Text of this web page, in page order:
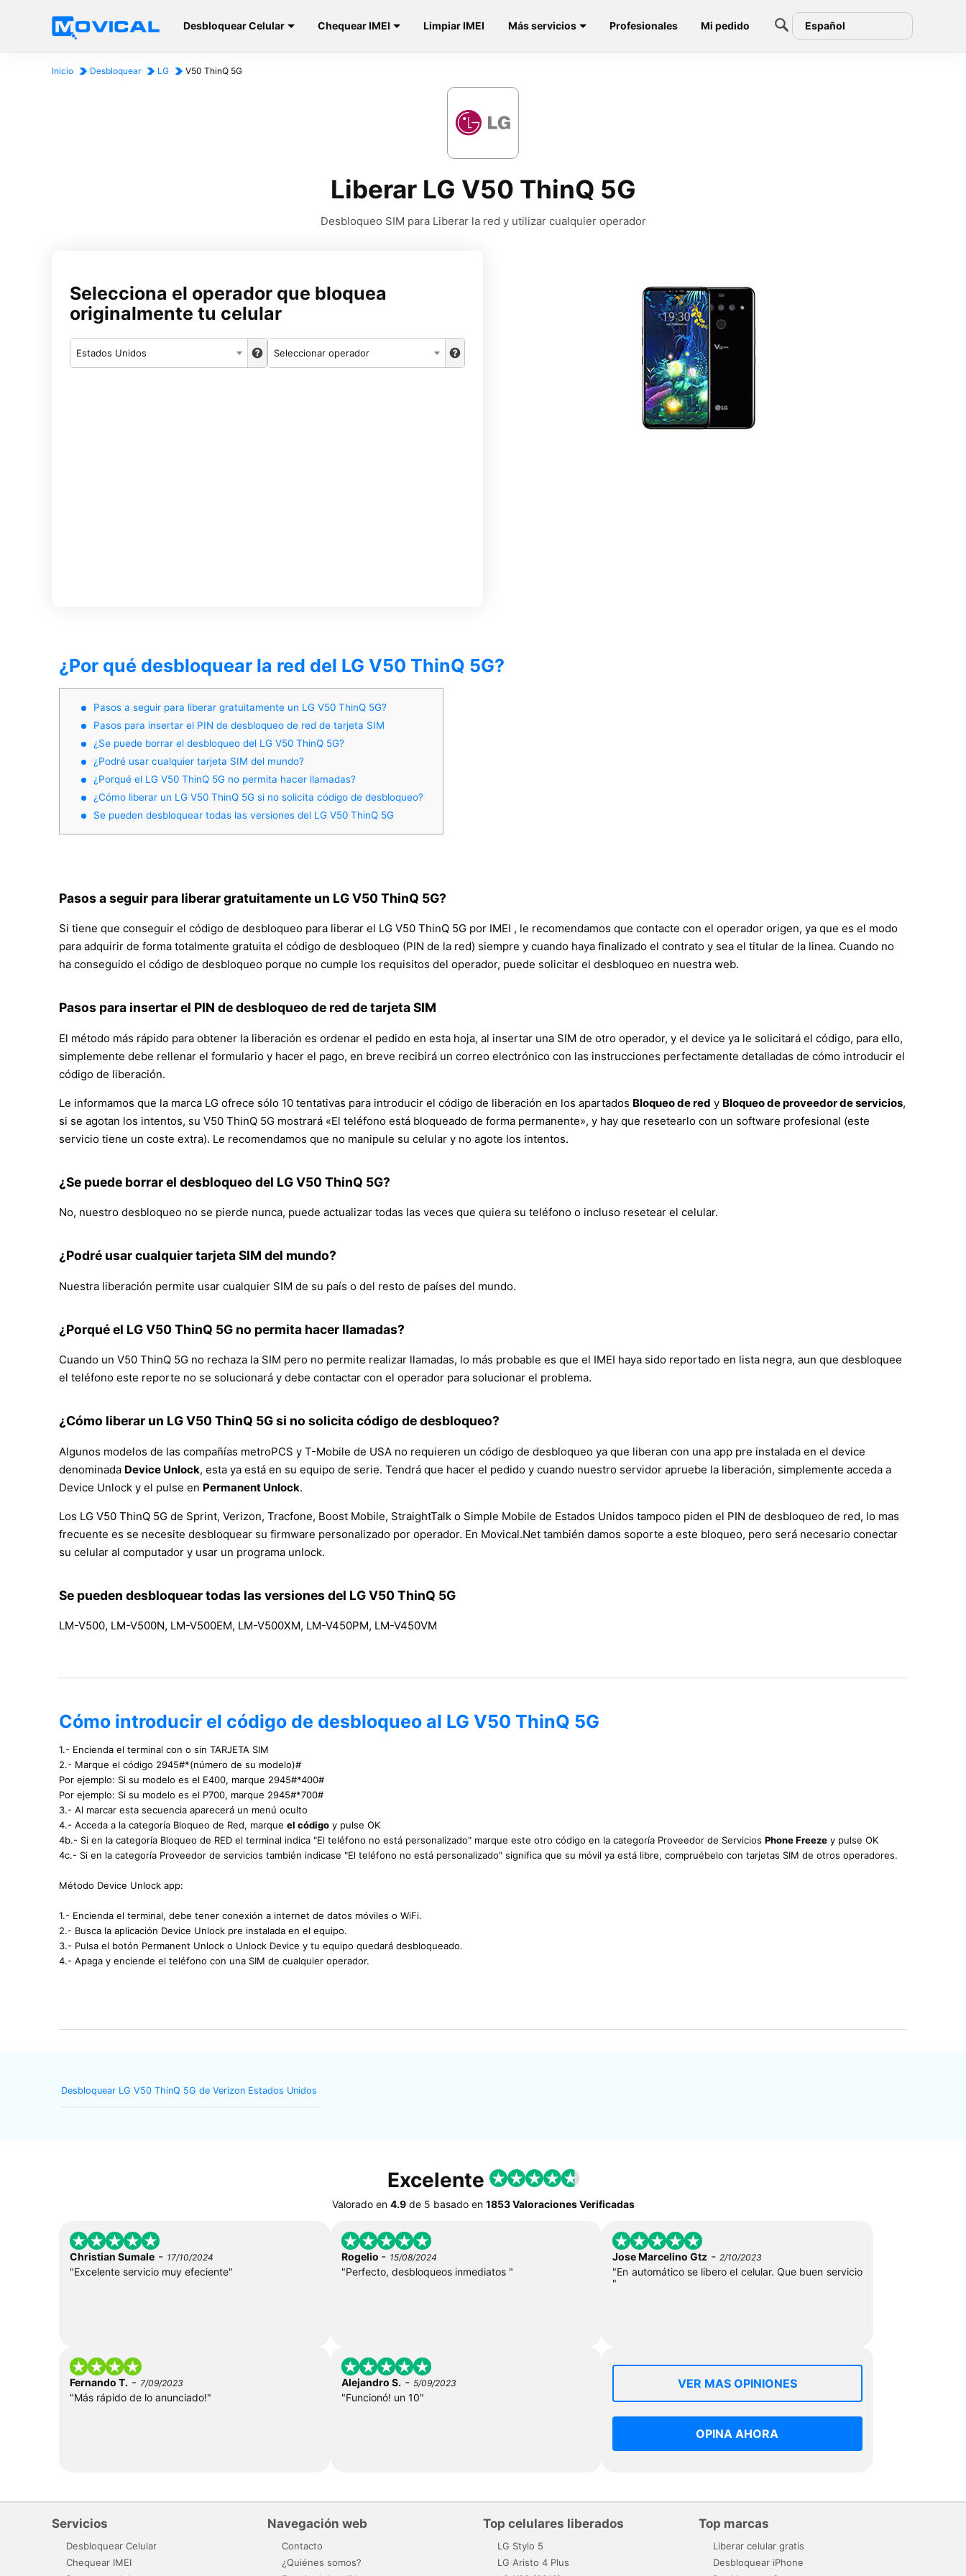
Desbloquear Celular Chequear IMEI Limpiar IMEI Más servicios Profesionales Mi pedido Español
Inicio Desbloquear LG V50 ThinQ 5G
Liberar LG V50 ThinQ 5G
Desbloqueo SIM para Liberar la red y utilizar cualquier operador
Selecciona el operador que bloquea
originalmente tu celular
Estados Unidos Seleccionar operador
¿Por qué desbloquear la red del LG V50 ThinQ 5G?
Pasos a seguir para liberar gratuitamente un LG V50 ThinQ 5G?
Pasos para insertar el PIN de desbloqueo de red de tarjeta SIM
¿Se puede borrar el desbloqueo del LG V50 ThinQ 5G?
¿Podré usar cualquier tarjeta SIM del mundo?
¿Porqué el LG V50 ThinQ 5G no permita hacer llamadas?
¿Cómo liberar un LG V50 ThinQ 5G si no solicita código de desbloqueo?
Se pueden desbloquear todas las versiones del LG V50 ThinQ 5G
Pasos a seguir para liberar gratuitamente un LG V50 ThinQ 5G?
Si tiene que conseguir el código de desbloqueo para liberar el LG V50 ThinQ 5G por IMEI , le recomendamos que contacte con el operador origen, ya que es el modo
para adquirir de forma totalmente gratuita el código de desbloqueo (PIN de la red) siempre y cuando haya finalizado el contrato y sea el titular de la linea. Cuando no
ha conseguido el código de desbloqueo porque no cumple los requisitos del operador, puede solicitar el desbloqueo en nuestra web.
Pasos para insertar el PIN de desbloqueo de red de tarjeta SIM
El método más rápido para obtener la liberación es ordenar el pedido en esta hoja, al insertar una SIM de otro operador, y el device ya le solicitará el código, para ello,
simplemente debe rellenar el formulario y hacer el pago, en breve recibirá un correo electrónico con las instrucciones perfectamente detalladas de cómo introducir el
código de liberación.
Le informamos que la marca LG ofrece sólo 10 tentativas para introducir el código de liberación en los apartados Bloqueo de red y Bloqueo de proveedor de servicios,
si se agotan los intentos, su V50 ThinQ 5G mostrará «El teléfono está bloqueado de forma permanente», y hay que resetearlo con un software profesional (este
servicio tiene un coste extra). Le recomendamos que no manipule su celular y no agote los intentos.
¿Se puede borrar el desbloqueo del LG V50 ThinQ 5G?
No, nuestro desbloqueo no se pierde nunca, puede actualizar todas las veces que quiera su teléfono o incluso resetear el celular.
¿Podré usar cualquier tarjeta SIM del mundo?
Nuestra liberación permite usar cualquier SIM de su país o del resto de países del mundo.
¿Porqué el LG V50 ThinQ 5G no permita hacer llamadas?
Cuando un V50 ThinQ 5G no rechaza la SIM pero no permite realizar llamadas, lo más probable es que el IMEI haya sido reportado en lista negra, aun que desbloquee
el teléfono este reporte no se solucionará y debe contactar con el operador para solucionar el problema.
¿Cómo liberar un LG V50 ThinQ 5G si no solicita código de desbloqueo?
Algunos modelos de las compañías metroPCS y T-Mobile de USA no requieren un código de desbloqueo ya que liberan con una app pre instalada en el device
denominada Device Unlock, esta ya está en su equipo de serie. Tendrá que hacer el pedido y cuando nuestro servidor apruebe la liberación, simplemente acceda a
Device Unlock y el pulse en Permanent Unlock.
Los LG V50 ThinQ 5G de Sprint, Verizon, Tracfone, Boost Mobile, StraightTalk o Simple Mobile de Estados Unidos tampoco piden el PIN de desbloqueo de red, lo mas
frecuente es se necesite desbloquear su firmware personalizado por operador. En Movical.Net también damos soporte a este bloqueo, pero será necesario conectar
su celular al computador y usar un programa unlock.
Se pueden desbloquear todas las versiones del LG V50 ThinQ 5G
LM-V500, LM-V500N, LM-V500EM, LM-V500XM, LM-V450PM, LM-V450VM
Cómo introducir el código de desbloqueo al LG V50 ThinQ 5G
1.- Encienda el terminal con o sin TARJETA SIM
2.- Marque el código 2945#*(número de su modelo)#
Por ejemplo: Si su modelo es el E400, marque 2945#*400#
Por ejemplo: Si su modelo es el P700, marque 2945#*700#
3.- Al marcar esta secuencia aparecerá un menú oculto
4.- Acceda a la categoría Bloqueo de Red, marque el código y pulse OK
4b.- Si en la categoría Bloqueo de RED el terminal indica "El teléfono no está personalizado" marque este otro código en la categoría Proveedor de Servicios Phone Freeze y pulse OK
4c.- Si en la categoría Proveedor de servicios también indicase "El teléfono no está personalizado" significa que su móvil ya está libre, compruébelo con tarjetas SIM de otros operadores.
Método Device Unlock app:
1.- Encienda el terminal, debe tener conexión a internet de datos móviles o WiFi.
2.- Busca la aplicación Device Unlock pre instalada en el equipo.
3.- Pulsa el botón Permanent Unlock o Unlock Device y tu equipo quedará desbloqueado.
4.- Apaga y enciende el teléfono con una SIM de cualquier operador.
Desbloquear LG V50 ThinQ 5G de Verizon Estados Unidos
Excelente
Valorado en 4.9de 5 basado en 1853 Valoraciones Verificadas
Christian Sumale - 17/10/2024
"Excelente servicio muy efeciente"
Rogelio - 15/08/2024
"Perfecto, desbloqueos inmediatos "
Jose Marcelino Gtz - 2/10/2023
"En automático se libero el celular. Que buen servicio
"
Fernando T. - 7/09/2023
"Más rápido de lo anunciado!"
Alejandro S. - 5/09/2023
"Funcionó! un 10"
VER MAS OPINIONES
OPINA AHORA
Servicios
Desbloquear Celular
Chequear IMEI
Navegación web
Contacto
¿Quiénes somos?
Top celulares liberados
LG Stylo 5
LG Aristo 4 Plus
Top marcas
Liberar celular gratis
Desbloquear iPhone